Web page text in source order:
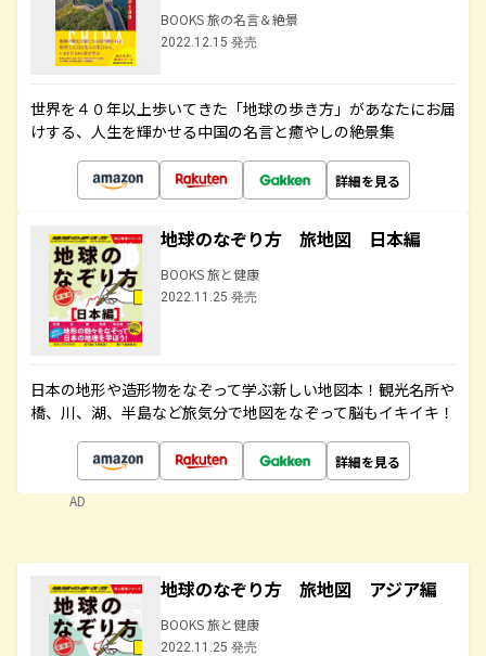
BOOKS 旅の名言＆絶景
2022.12.15 発売
世界を４０年以上歩いてきた「地球の歩き方」があなたにお届
けする、人生を輝かせる中国の名言と癒やしの絶景集
詳細を見る
地球のなぞり方 旅地図 日本編
BOOKS 旅と健康
2022.11.25 発売
日本の地形や造形物をなぞって学ぶ新しい地図本！観光名所や
橋、川、湖、半島など旅気分で地図をなぞって脳もイキイキ！
詳細を見る
AD
地球のなぞり方 旅地図 アジア編
BOOKS 旅と健康
2022.11.25 発売